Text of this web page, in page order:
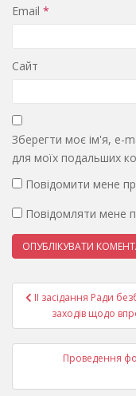
Email *
Сайт
Зберегти моє ім'я, e-
для моїх подальших
Повідомити мене
Повідомляти мене
Навігація
записів
ІІ засідання Ради
заходів щодо
Проведення